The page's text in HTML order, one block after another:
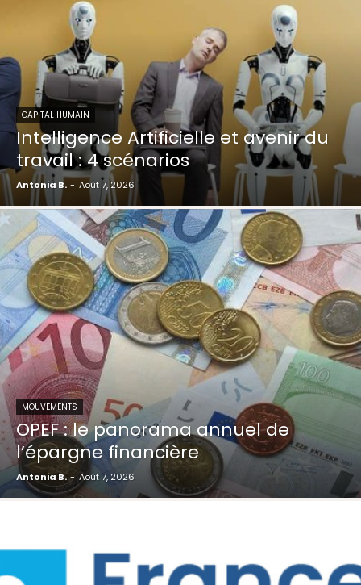
CAPITAL HUMAIN
Intelligence Artificielle et avenir du
travail : 4 scénarios
Antonia B. - Août 7, 2026
MOUVEMENTS
OPEF : le panorama annuel de
l’épargne financière
Antonia B. - Août 7, 2026